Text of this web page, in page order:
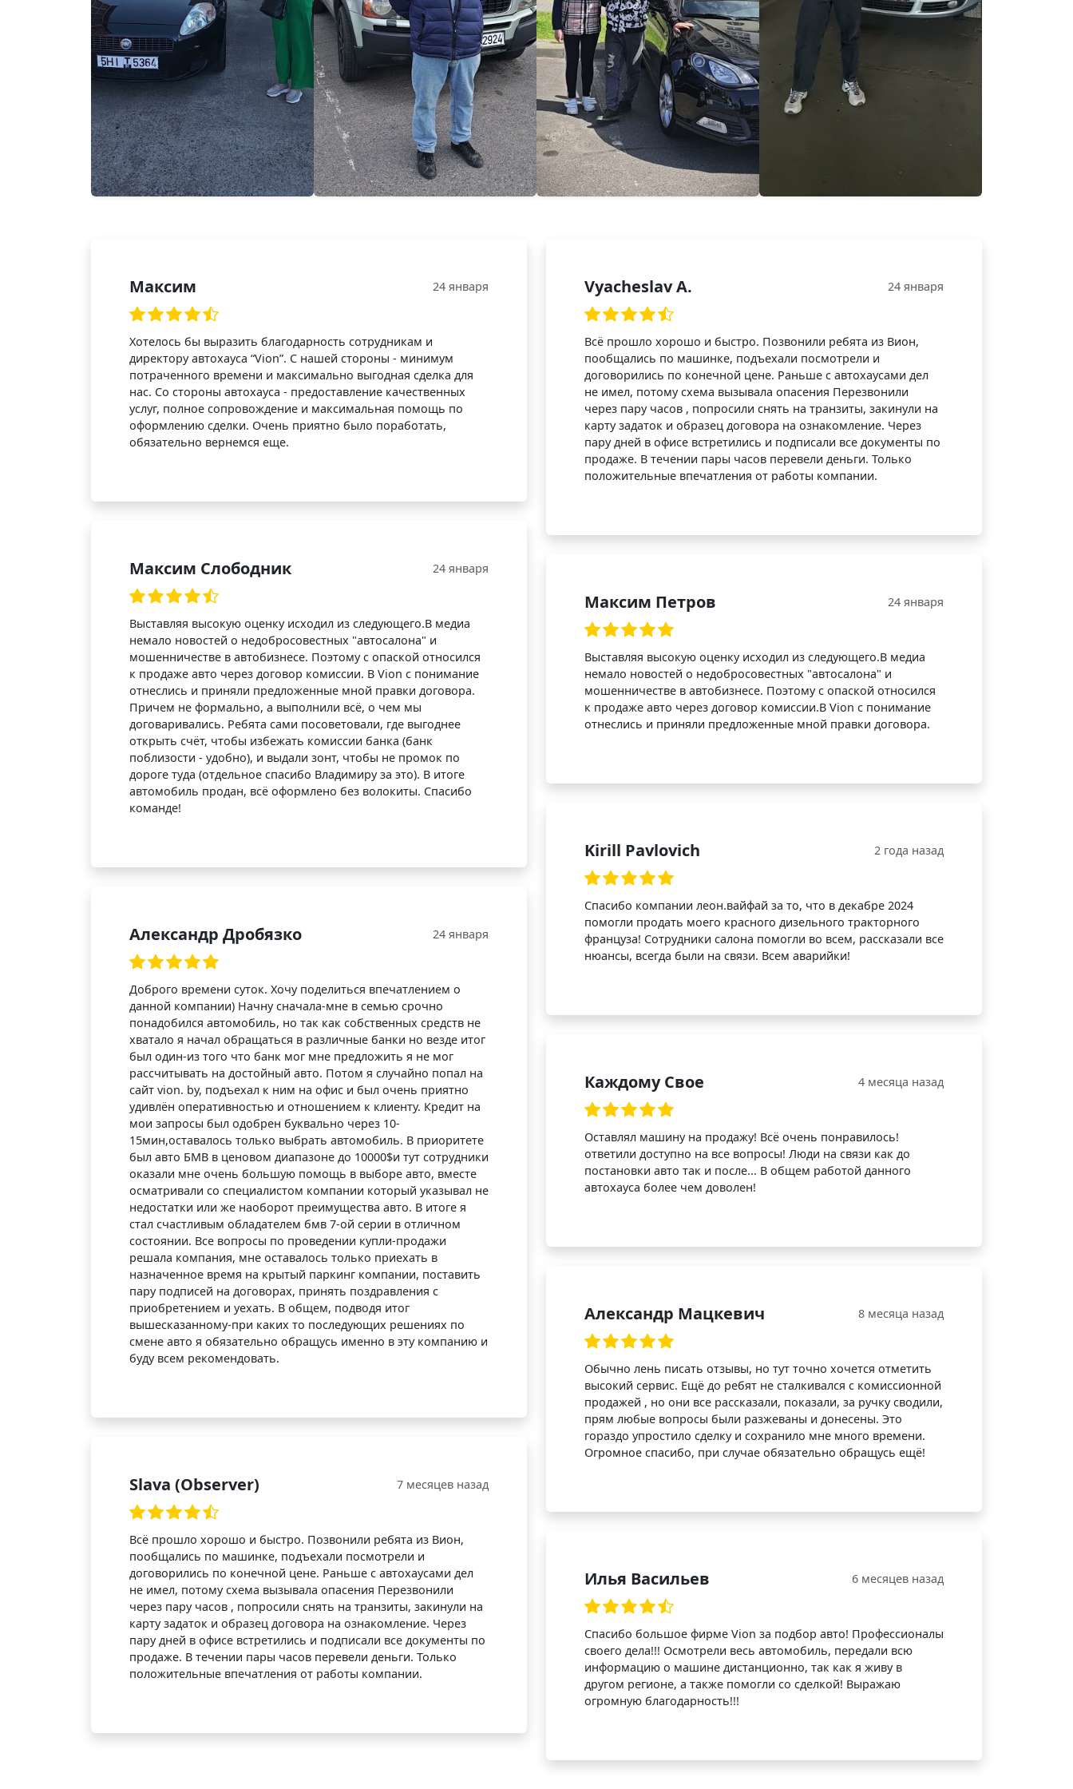
Максим 24 января
Хотелось бы выразить благодарность сотрудникам и
директору автохауса “Vion”. С нашей стороны - минимум
потраченного времени и максимально выгодная сделка для
нас. Со стороны автохауса - предоставление качественных
услуг, полное сопровождение и максимальная помощь по
оформлению сделки. Очень приятно было поработать,
обязательно вернемся еще.
Максим Слободник 24 января
Выставляя высокую оценку исходил из следующего.В медиа
немало новостей о недобросовестных "автосалона" и
мошенничестве в автобизнесе. Поэтому с опаской относился
к продаже авто через договор комиссии. В Vion с понимание
отнеслись и приняли предложенные мной правки договора.
Причем не формально, а выполнили всё, о чем мы
договаривались. Ребята сами посоветовали, где выгоднее
открыть счёт, чтобы избежать комиссии банка (банк
поблизости - удобно), и выдали зонт, чтобы не промок по
дороге туда (отдельное спасибо Владимиру за это). В итоге
автомобиль продан, всё оформлено без волокиты. Спасибо
команде!
Александр Дробязко 24 января
Доброго времени суток. Хочу поделиться впечатлением о
данной компании) Начну сначала-мне в семью срочно
понадобился автомобиль, но так как собственных средств не
хватало я начал обращаться в различные банки но везде итог
был один-из того что банк мог мне предложить я не мог
рассчитывать на достойный авто. Потом я случайно попал на
сайт vion. by, подъехал к ним на офис и был очень приятно
удивлён оперативностью и отношением к клиенту. Кредит на
мои запросы был одобрен буквально через 10-
15мин,оставалось только выбрать автомобиль. В приоритете
был авто БМВ в ценовом диапазоне до 10000$и тут сотрудники
оказали мне очень большую помощь в выборе авто, вместе
осматривали со специалистом компании который указывал не
недостатки или же наоборот преимущества авто. В итоге я
стал счастливым обладателем бмв 7-ой серии в отличном
состоянии. Все вопросы по проведении купли-продажи
решала компания, мне оставалось только приехать в
назначенное время на крытый паркинг компании, поставить
пару подписей на договорах, принять поздравления с
приобретением и уехать. В общем, подводя итог
вышесказанному-при каких то последующих решениях по
смене авто я обязательно обращусь именно в эту компанию и
буду всем рекомендовать.
Slava (Observer) 7 месяцев назад
Всё прошло хорошо и быстро. Позвонили ребята из Вион,
пообщались по машинке, подъехали посмотрели и
договорились по конечной цене. Раньше с автохаусами дел
не имел, потому схема вызывала опасения Перезвонили
через пару часов , попросили снять на транзиты, закинули на
карту задаток и образец договора на ознакомление. Через
пару дней в офисе встретились и подписали все документы по
продаже. В течении пары часов перевели деньги. Только
положительные впечатления от работы компании.
Vyacheslav A. 24 января
Всё прошло хорошо и быстро. Позвонили ребята из Вион,
пообщались по машинке, подъехали посмотрели и
договорились по конечной цене. Раньше с автохаусами дел
не имел, потому схема вызывала опасения Перезвонили
через пару часов , попросили снять на транзиты, закинули на
карту задаток и образец договора на ознакомление. Через
пару дней в офисе встретились и подписали все документы по
продаже. В течении пары часов перевели деньги. Только
положительные впечатления от работы компании.
Максим Петров 24 января
Выставляя высокую оценку исходил из следующего.В медиа
немало новостей о недобросовестных "автосалона" и
мошенничестве в автобизнесе. Поэтому с опаской относился
к продаже авто через договор комиссии.В Vion с понимание
отнеслись и приняли предложенные мной правки договора.
Kirill Pavlovich 2 года назад
Спасибо компании леон.вайфай за то, что в декабре 2024
помогли продать моего красного дизельного тракторного
француза! Сотрудники салона помогли во всем, рассказали все
нюансы, всегда были на связи. Всем аварийки!
Каждому Свое 4 месяца назад
Оставлял машину на продажу! Всё очень понравилось!
ответили доступно на все вопросы! Люди на связи как до
постановки авто так и после... В общем работой данного
автохауса более чем доволен!
Александр Мацкевич 8 месяца назад
Обычно лень писать отзывы, но тут точно хочется отметить
высокий сервис. Ещё до ребят не сталкивался с комиссионной
продажей , но они все рассказали, показали, за ручку сводили,
прям любые вопросы были разжеваны и донесены. Это
гораздо упростило сделку и сохранило мне много времени.
Огромное спасибо, при случае обязательно обращусь ещё!
Илья Васильев 6 месяцев назад
Спасибо большое фирме Vion за подбор авто! Профессионалы
своего дела!!! Осмотрели весь автомобиль, передали всю
информацию о машине дистанционно, так как я живу в
другом регионе, а также помогли со сделкой! Выражаю
огромную благодарность!!!